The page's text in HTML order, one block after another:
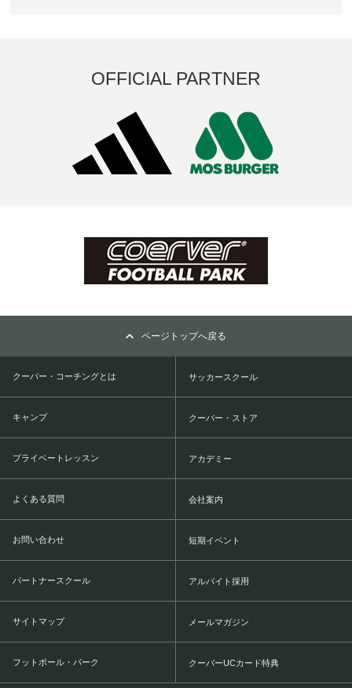
OFFICIAL PARTNER
ページトップへ戻る
クーバー・コーチングとは サッカースクール
キャンプ クーバー・ストア
プライベートレッスン アカデミー
よくある質問 会社案内
お問い合わせ 短期イベント
パートナースクール アルバイト採用
サイトマップ メールマガジン
フットボール・パーク クーバーUCカード特典